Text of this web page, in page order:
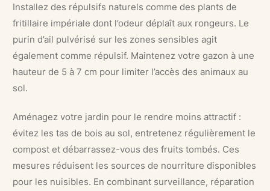
Installez des répulsifs naturels comme des plants de
fritillaire impériale dont l’odeur déplaît aux rongeurs. Le
purin d’ail pulvérisé sur les zones sensibles agit
également comme répulsif. Maintenez votre gazon à une
hauteur de 5 à 7 cm pour limiter l’accès des animaux au
sol.
Aménagez votre jardin pour le rendre moins attractif :
évitez les tas de bois au sol, entretenez régulièrement le
compost et débarrassez-vous des fruits tombés. Ces
mesures réduisent les sources de nourriture disponibles
pour les nuisibles. En combinant surveillance, réparation